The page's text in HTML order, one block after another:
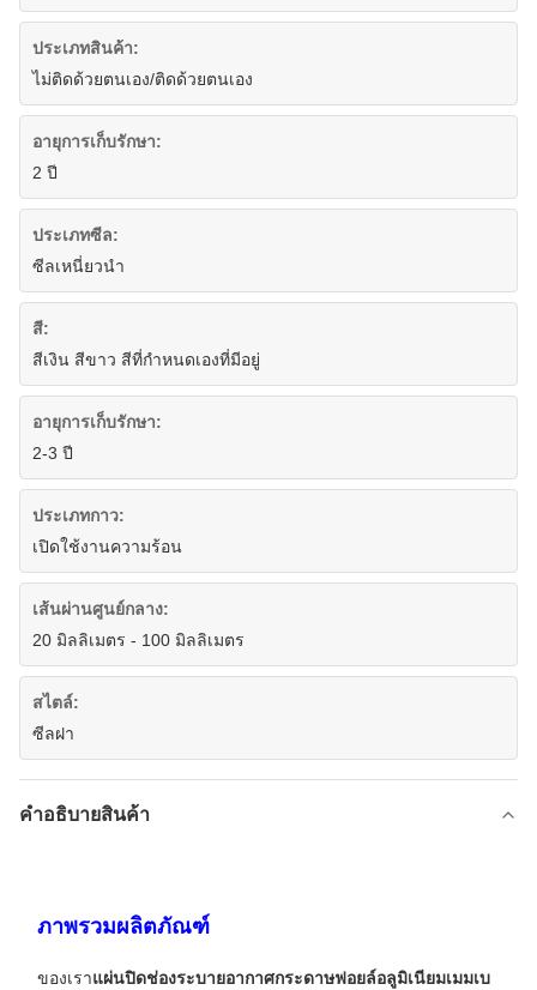
ประเภทสินค้า:
ไม่ติดด้วยตนเอง/ติดด้วยตนเอง
อายุการเก็บรักษา:
2 ปี
ประเภทซีล:
ซีลเหนี่ยวนำ
สี:
สีเงิน สีขาว สีที่กำหนดเองที่มีอยู่
อายุการเก็บรักษา:
2-3 ปี
ประเภทกาว:
เปิดใช้งานความร้อน
เส้นผ่านศูนย์กลาง:
20 มิลลิเมตร - 100 มิลลิเมตร
สไตล์:
ซีลฝา
คําอธิบายสินค้า
ภาพรวมผลิตภัณฑ์
ของเราแผ่นปิดช่องระบายอากาศกระดาษฟอยล์อลูมิเนียมเมมเบ